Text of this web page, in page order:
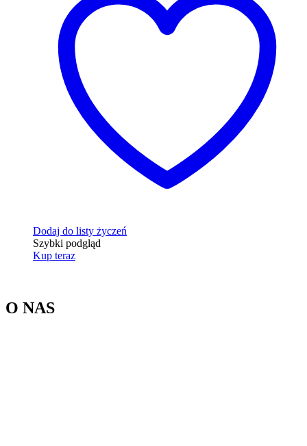
Dodaj do listy życzeń
Szybki podgląd
Kup teraz
O NAS